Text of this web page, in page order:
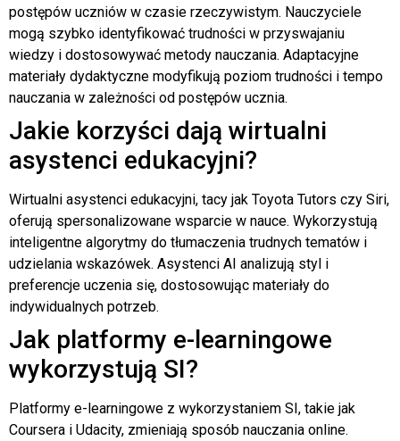
postępów uczniów w czasie rzeczywistym. Nauczyciele
mogą szybko identyfikować trudności w przyswajaniu
wiedzy i dostosowywać metody nauczania. Adaptacyjne
materiały dydaktyczne modyfikują poziom trudności i tempo
nauczania w zależności od postępów ucznia.
Jakie korzyści dają wirtualni
asystenci edukacyjni?
Wirtualni asystenci edukacyjni, tacy jak Toyota Tutors czy Siri,
oferują spersonalizowane wsparcie w nauce. Wykorzystują
inteligentne algorytmy do tłumaczenia trudnych tematów i
udzielania wskazówek. Asystenci AI analizują styl i
preferencje uczenia się, dostosowując materiały do
indywidualnych potrzeb.
Jak platformy e-learningowe
wykorzystują SI?
Platformy e-learningowe z wykorzystaniem SI, takie jak
Coursera i Udacity, zmieniają sposób nauczania online.